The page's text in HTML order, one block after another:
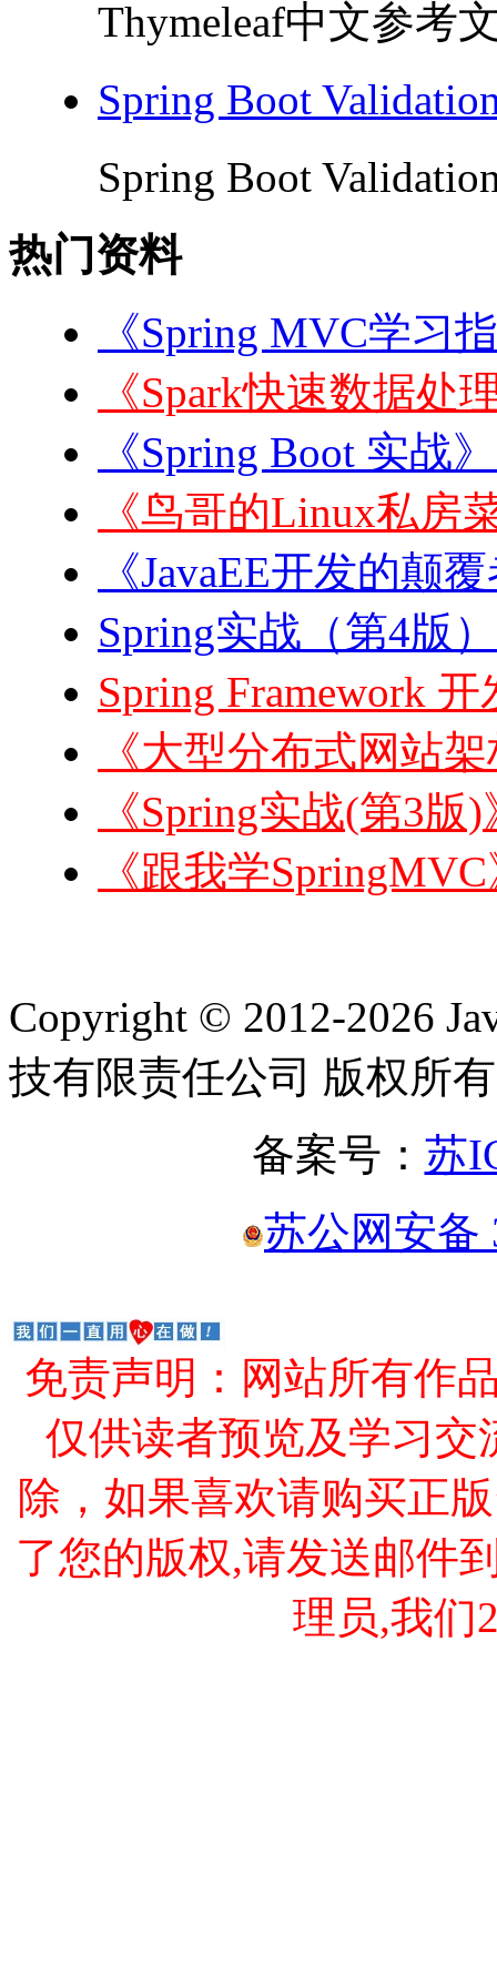
Thymeleaf中文参考
Spring Boot
Spring Boot
热门资料
《Spring MVC学习
《Spark快速数据处
《Spring Boot 实战
《鸟哥的Linux私房
《JavaEE开发的颠
Spring实战（第4版
Spring Framework
《大型分布式网站
《Spring实战(第3版
《跟我学
Copyright © 2012-2026
技有限责任公司 版权所有
备案号： 苏
苏公网安备
免责声明：网站所有作
仅供读者预览及学习交
除，如果喜欢请购买正
了您的版权,请发送邮件
理员,我们